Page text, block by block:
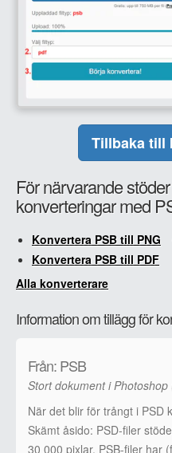
Tillbaka till
För närvarande
konverteringar med
Konvertera PSB till PNG
Konvertera PSB till PDF
Alla konverterare
Information om tillägg för
Från: PSB
Stort dokument i Photoshop
När det blir för trångt i PSD
Skämt åsido: PSD-filer
30 000 pixlar. PSB-filer har